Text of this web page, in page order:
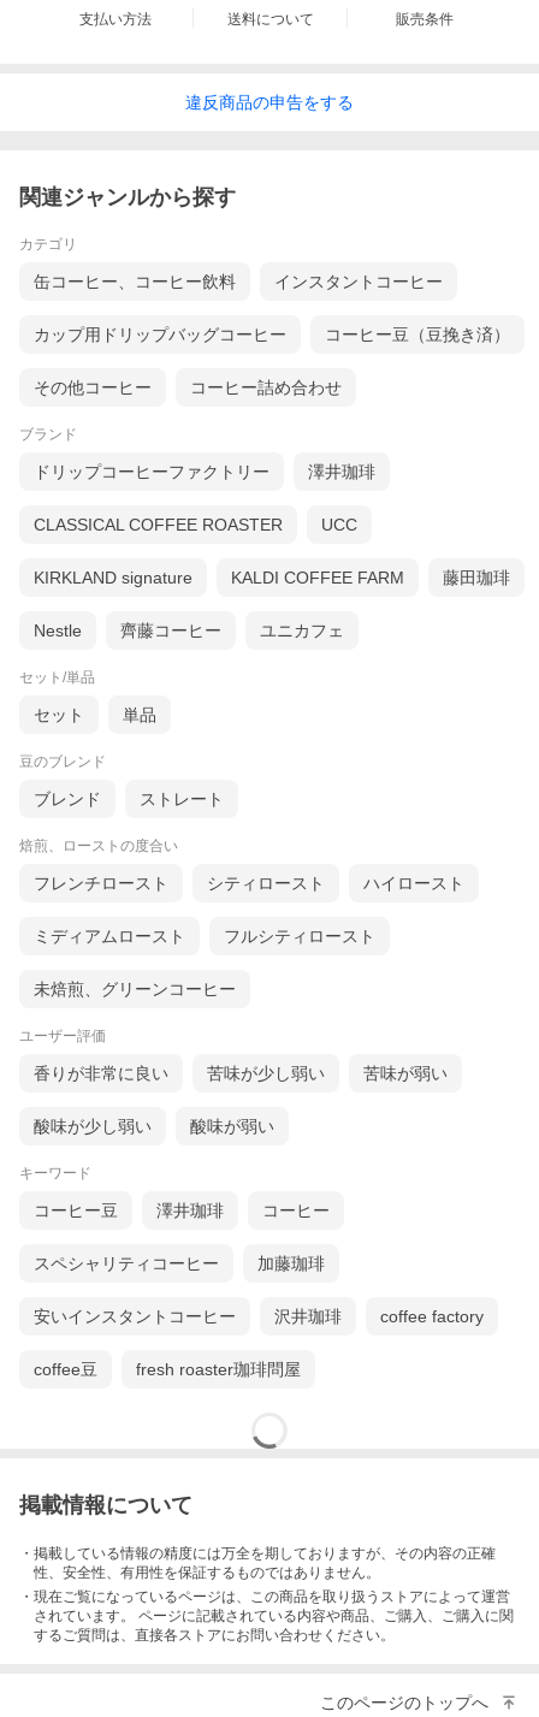
支払い方法 送料について 販売条件
違反商品の申告をする
関連ジャンルから探す
カテゴリ
缶コーヒー、コーヒー飲料 インスタントコーヒー
カップ用ドリップバッグコーヒー コーヒー豆（豆挽き済）
その他コーヒー コーヒー詰め合わせ
ブランド
ドリップコーヒーファクトリー 澤井珈琲
CLASSICAL COFFEE ROASTER UCC
KIRKLAND signature KALDI COFFEE FARM 藤田珈琲
Nestle 齊藤コーヒー ユニカフェ
セット/単品
セット 単品
豆のブレンド
ブレンド ストレート
焙煎、ローストの度合い
フレンチロースト シティロースト ハイロースト
ミディアムロースト フルシティロースト
未焙煎、グリーンコーヒー
ユーザー評価
香りが非常に良い 苦味が少し弱い 苦味が弱い
酸味が少し弱い 酸味が弱い
キーワード
コーヒー豆 澤井珈琲 コーヒー
スペシャリティコーヒー 加藤珈琲
安いインスタントコーヒー 沢井珈琲 coffee factory
coffee豆 fresh roaster珈琲問屋
掲載情報について
・掲載している情報の精度には万全を期しておりますが、その内容の正確
性、安全性、有用性を保証するものではありません。
・現在ご覧になっているページは、この商品を取り扱うストアによって運営
されています。 ページに記載されている内容や商品、ご購入 、ご購入に関
するご質問は、直接各ストアにお問い合わせください。
このページのトップへ